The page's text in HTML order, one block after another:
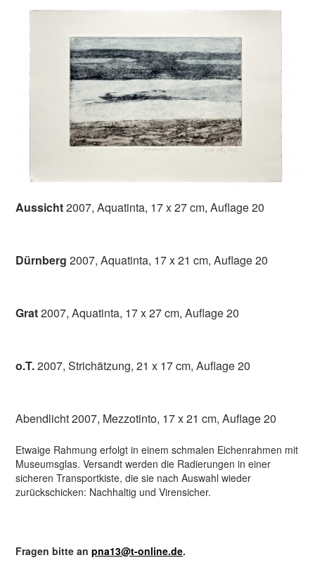
Aussicht2007, Aquatinta, 17 x 27 cm, Auflage 20
Dürnberg 2007, Aquatinta, 17 x 21 cm, Auflage 20
Grat2007, Aquatinta, 17 x 27 cm, Auflage 20
o.T.2007, Strichätzung, 21 x 17 cm, Auflage 20
Abendlicht 2007, Mezzotinto, 17 x 21 cm, Auflage 20
Etwaige Rahmung erfolgt in einem schmalen Eichenrahmen mit
Museumsglas. Versandt werden die Radierungen in einer
sicheren Transportkiste, die sie nach Auswahl wieder
zurückschicken: Nachhaltig und Virensicher.
Fragen bitte anpna13@t-online.de.